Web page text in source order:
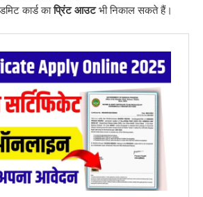
कार्ड काप्रिंट आउटभी निकाल सकते हैं।